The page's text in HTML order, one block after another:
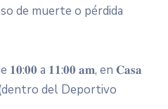
de muerte o pérdida
𝟏𝟎:𝟎𝟎 a 𝟏𝟏:𝟎𝟎 𝐚𝐦, en 𝐂𝐚𝐬𝐚
(dentro del Deportivo